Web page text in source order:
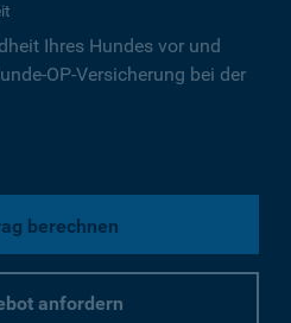
Ihres Hundes vor und
OP-Versicherung bei der
berechnen
anfordern